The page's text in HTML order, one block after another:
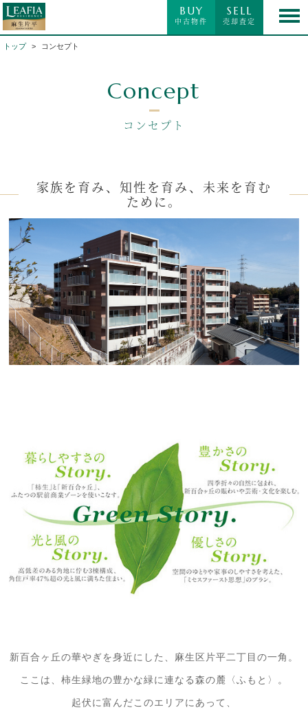
BUY
中古物件
SELL
売却査定
トップ コンセプト
Concept
コンセプト
家族を育み、知性を育み、未来を育む
ために。
新百合ヶ丘の華やぎを身近にした、麻生区片平二丁目の一角。
ここは、柿生緑地の豊かな緑に連なる森の麓〈ふもと〉。
起伏に富んだこのエリアにあって、